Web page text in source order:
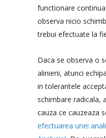
functionare
observa nicio
trebui efectuate la
Daca se observa o
alinierii, atunci
in tolerantele
schimbare radicala,
cauza ce cauzeaza
efectuarea unei